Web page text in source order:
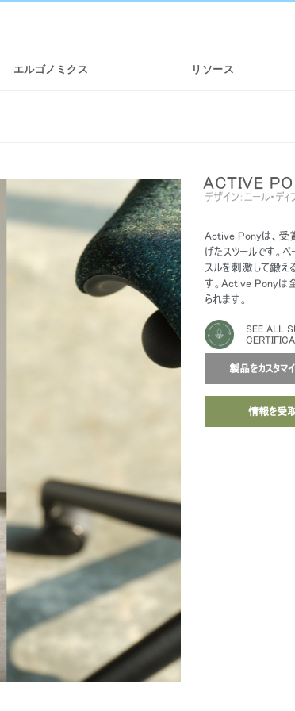
エルゴノミクス リソース
SMART OCEAN
DIFFRIENT WORLD | メッシュワー
クチェア
ACTIVE
デザイン：ニール・ディ
Active Ponyは、受
げたスツールです。
スルを刺激して鍛え
す。Active Ponyは
られます。
SEE ALL
製品をカスタマ
情報を受